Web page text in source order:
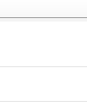
ved at